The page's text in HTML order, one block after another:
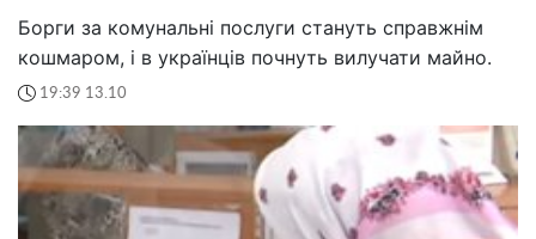
Борги за комунальні послуги стануть справжнім
кошмаром, і в українців почнуть вилучати майно.
19:39 13.10